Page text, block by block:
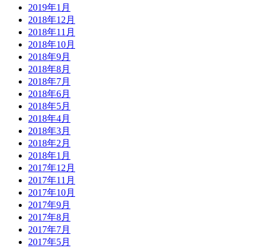
2019年1月
2018年12月
2018年11月
2018年10月
2018年9月
2018年8月
2018年7月
2018年6月
2018年5月
2018年4月
2018年3月
2018年2月
2018年1月
2017年12月
2017年11月
2017年10月
2017年9月
2017年8月
2017年7月
2017年5月